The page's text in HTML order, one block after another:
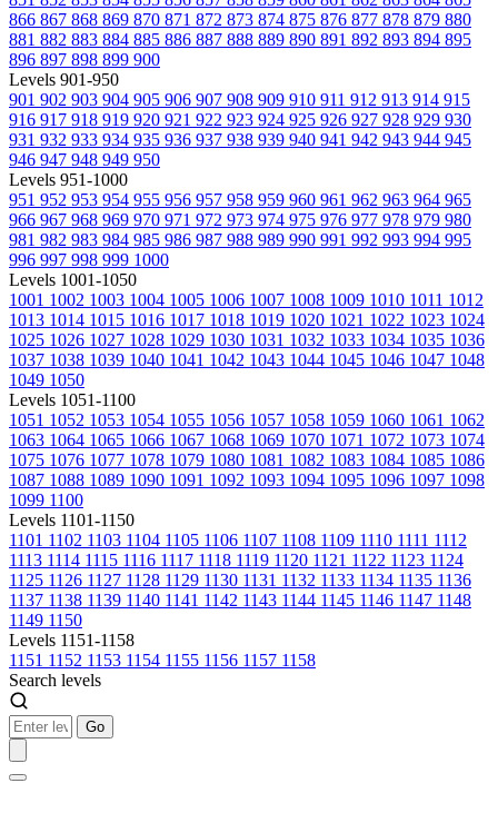
866 867 868 869 870 871 872 873 874 875 876 877 878 879 880
881 882 883 884 885 886 887 888 889 890 891 892 893 894 895
896 897 898 899 900
Levels 901-950
901 902 903 904 905 906 907 908 909 910 911 912 913 914 915
916 917 918 919 920 921 922 923 924 925 926 927 928 929 930
931 932 933 934 935 936 937 938 939 940 941 942 943 944 945
946 947 948 949 950
Levels 951-1000
951 952 953 954 955 956 957 958 959 960 961 962 963 964 965
966 967 968 969 970 971 972 973 974 975 976 977 978 979 980
981 982 983 984 985 986 987 988 989 990 991 992 993 994 995
996 997 998 999 1000
Levels 1001-1050
1001 1002 1003 1004 1005 1006 1007 1008 1009 1010 1011 1012
1013 1014 1015 1016 1017 1018 1019 1020 1021 1022 1023 1024
1025 1026 1027 1028 1029 1030 1031 1032 1033 1034 1035 1036
1037 1038 1039 1040 1041 1042 1043 1044 1045 1046 1047 1048
1049 1050
Levels 1051-1100
1051 1052 1053 1054 1055 1056 1057 1058 1059 1060 1061 1062
1063 1064 1065 1066 1067 1068 1069 1070 1071 1072 1073 1074
1075 1076 1077 1078 1079 1080 1081 1082 1083 1084 1085 1086
1087 1088 1089 1090 1091 1092 1093 1094 1095 1096 1097 1098
1099 1100
Levels 1101-1150
1101 1102 1103 1104 1105 1106 1107 1108 1109 1110 1111 1112
1113 1114 1115 1116 1117 1118 1119 1120 1121 1122 1123 1124
1125 1126 1127 1128 1129 1130 1131 1132 1133 1134 1135 1136
1137 1138 1139 1140 1141 1142 1143 1144 1145 1146 1147 1148
1149 1150
Levels 1151-1158
1151 1152 1153 1154 1155 1156 1157 1158
Search levels
Go